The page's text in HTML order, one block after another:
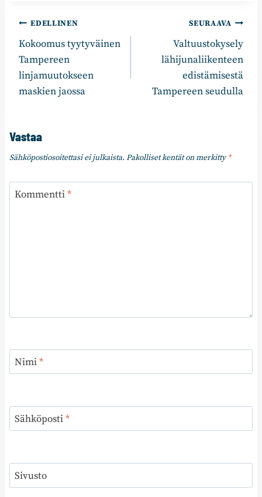
Artikkelien
selaus
EDELLINEN
Kokoomus tyytyväinen
Tampereen
linjamuutokseen
maskien jaossa
SEURAAVA
Valtuustokysely
lähijunaliikenteen
edistämisestä
Tampereen seudulla
Vastaa
Sähköpostiosoitettasi ei julkaista. Pakolliset kentät on merkitty*
Kommentti*
Nimi*
Sähköposti*
Sivusto